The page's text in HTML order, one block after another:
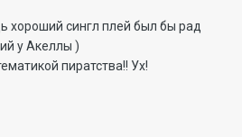
хороший сингл плей был бы рад
у Акеллы )
пиратства!! Ух!